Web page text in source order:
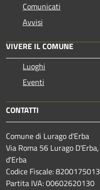
Comunicati
Avvisi
VIVERE IL COMUNE
Luoghi
Eventi
CONTATTI
Comune di Lurago d'Erba
Via Roma 56 Lurago
d'Erba
Codice Fiscale:
Partita IVA: 00602620130